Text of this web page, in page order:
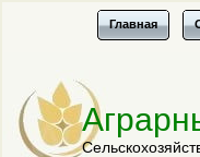
Главная